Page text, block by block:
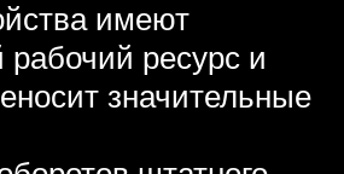
имеют
ресурс и
значительные